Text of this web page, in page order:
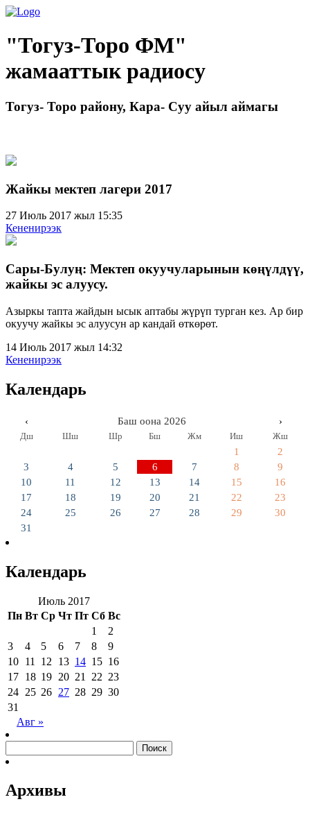
"Тогуз-Торо ФМ"
жамааттык радиосу
Тогуз- Торо району, Кара- Суу айыл аймагы
Жайкы мектеп лагери 2017
27 Июль 2017 жыл 15:35
Кененирээк
Сары-Булуң: Мектеп окуучуларынын көңүлдүү,
жайкы эс алуусу.
Азыркы тапта жайдын ысык аптабы жүрүп турган кез. Ар бир
окуучу жайкы эс алуусун ар кандай өткөрөт.
14 Июль 2017 жыл 14:32
Кененирээк
Календарь
‹ Баш оона 2026 ›
Дш Шш Шр Бш Жм Иш Жш
1
2
3
4 5 6 7 8
9
10
11 12 13 14 15
16
17
18 19 20 21 22
23
24
25 26 27 28 29
30
31
Календарь
Июль 2017
Пн Вт Ср Чт Пт Сб Вс
1
2
3
4 5 6 7 8
9
10 11 12 13 14 15 16
17 18 19 20 21 22 23
24 25 26 27 28 29 30
31
Авг »
Архивы